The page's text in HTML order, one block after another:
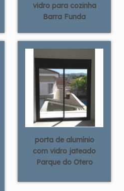
vidro para cozinha
Barra Funda
porta de alumínio
com vidro jateado
Parque do Otero